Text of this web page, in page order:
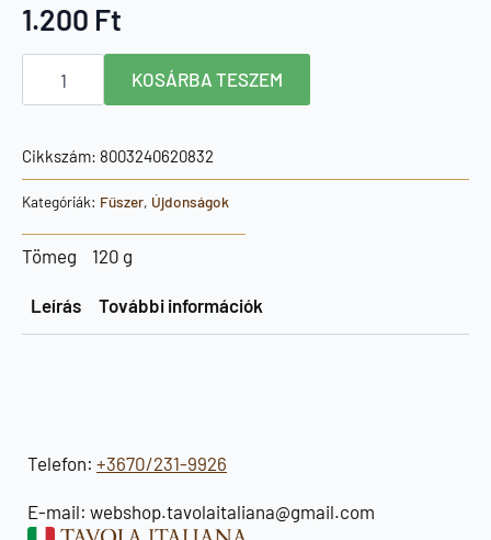
1.200 Ft
Cannamela
fűszersó
csirkéhez
KOSÁRBA TESZEM
Cikkszám: 8003240620832
Kategóriák: Fűszer, Újdonságok
Tömeg 120 g
Leírás További információk
Telefon: +3670/231-9926
E-mail: webshop.tavolaitaliana@gmail.com